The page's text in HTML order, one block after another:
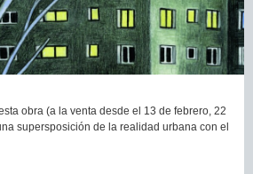
obra (a la venta desde el 13 de febrero, 22
supersposición de la realidad urbana con el